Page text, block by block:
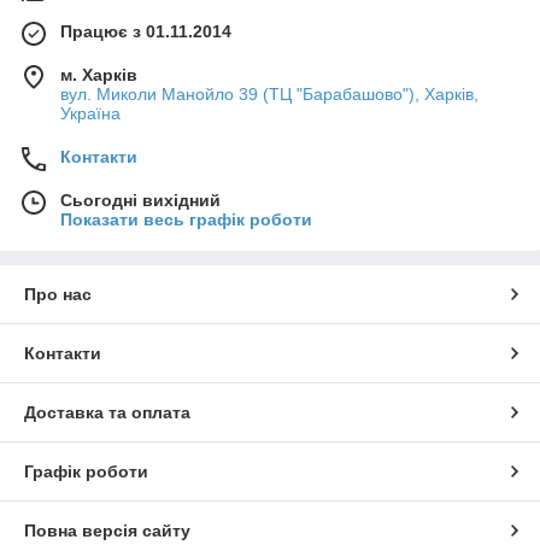
Працює з 01.11.2014
м. Харків
вул. Миколи Манойло 39 (ТЦ "Барабашово"), Харків,
Україна
Контакти
Сьогодні вихідний
Показати весь графік роботи
Про нас
Контакти
Доставка та оплата
Графік роботи
Повна версія сайту